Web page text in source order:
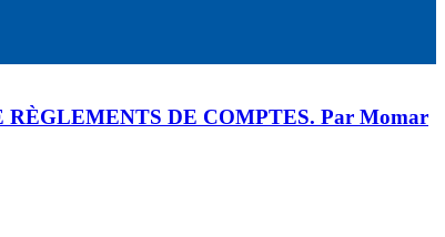
DE COMPTES. Par Momar